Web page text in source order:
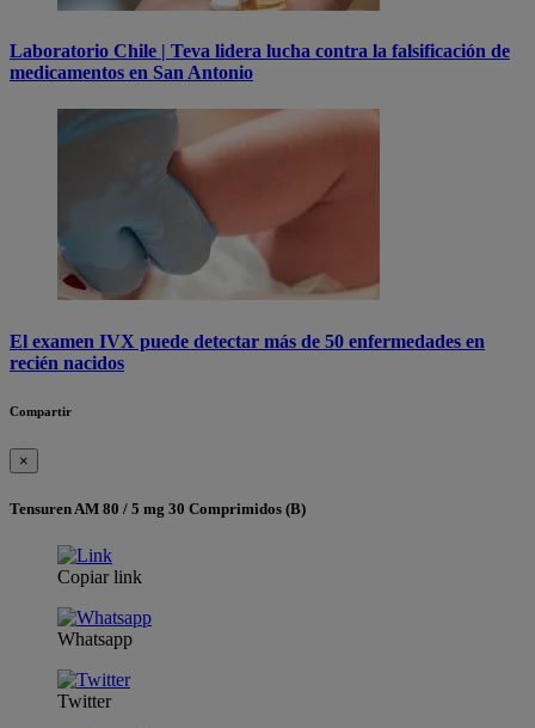
Laboratorio Chile | Teva lidera lucha contra la falsificación de
medicamentos en San Antonio
El examen IVX puede detectar más de 50 enfermedades en
recién nacidos
Compartir
×
Tensuren AM 80 / 5 mg 30 Comprimidos (B)
Copiar link
Whatsapp
Twitter